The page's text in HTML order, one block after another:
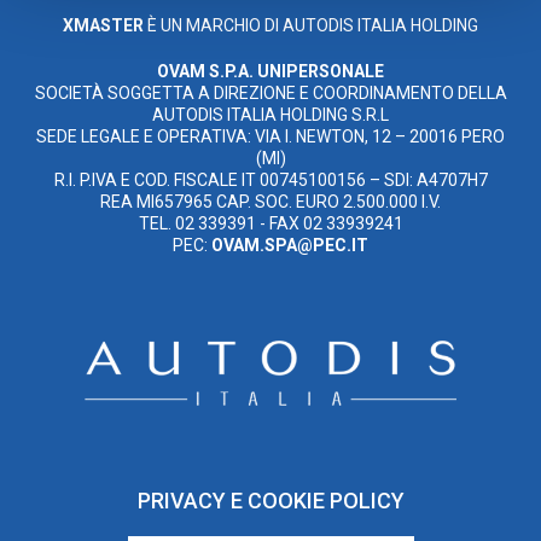
XMASTER È UN MARCHIO DI AUTODIS ITALIA HOLDING
OVAM S.P.A. UNIPERSONALE
SOCIETÀ SOGGETTA A DIREZIONE E COORDINAMENTO DELLA
AUTODIS ITALIA HOLDING S.R.L
SEDE LEGALE E OPERATIVA: VIA I. NEWTON, 12 – 20016 PERO
(MI)
R.I. P.IVA E COD. FISCALE IT 00745100156 – SDI: A4707H7
REA MI657965 CAP. SOC. EURO 2.500.000 I.V.
TEL. 02 339391 - FAX 02 33939241
PEC: OVAM.SPA@PEC.IT
PRIVACY E COOKIE POLICY